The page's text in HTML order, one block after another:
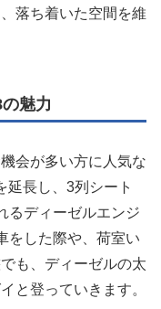
落ち着いた空間を維
魅力
会が多い方に人気な
延長し、3列シート
るディーゼルエンジ
をした際や、荷室い
も、ディーゼルの太
と登っていきます。